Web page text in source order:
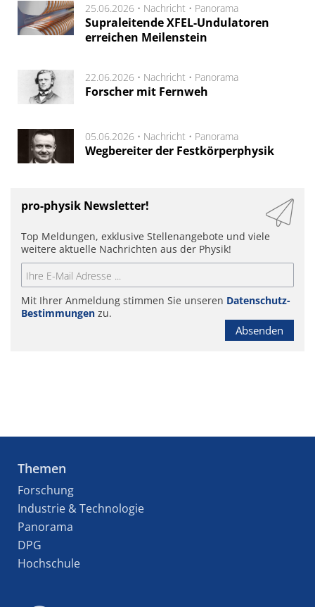
25.06.2026 • Nachricht • Panorama
Supraleitende XFEL-Undulatoren
erreichen Meilenstein
22.06.2026 • Nachricht • Panorama
Forscher mit Fernweh
05.06.2026 • Nachricht • Panorama
Wegbereiter der Festkörperphysik
pro-physik Newsletter!
Top Meldungen, exklusive Stellenangebote und viele
weitere aktuelle Nachrichten aus der Physik!
Mit Ihrer Anmeldung stimmen Sie unseren Datenschutz-
Bestimmungen zu.
Absenden
Themen
Forschung
Industrie & Technologie
Panorama
DPG
Hochschule